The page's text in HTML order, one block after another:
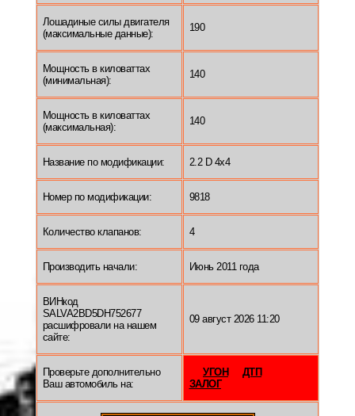
Лошадиные силы двигателя
(максимальные данные):
190
Мощность в киловаттах
(минимальная):
140
Мощность в киловаттах
(максимальная):
140
Название по модификации: 2.2 D 4x4
Номер по модификации: 9818
Количество клапанов: 4
Производить начали: Июнь 2011 года
ВИНкод
SALVA2BD5DH752677
расшифровали на нашем
сайте:
09 август 2026 11:20
Проверьте дополнительно
Ваш автомобиль на:
УГОН
ДТП
ЗАЛОГ